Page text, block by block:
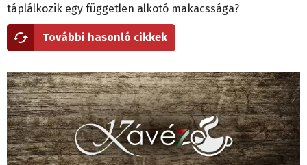
táplálkozik egy független alkotó makacssága?
További hasonló cikkek